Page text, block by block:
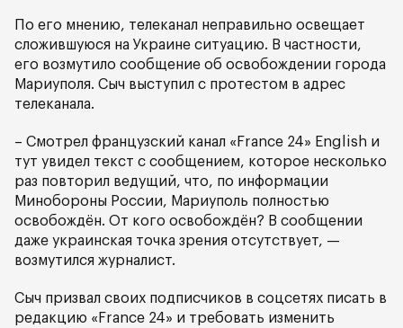
По его мнению, телеканал неправильно освещает
сложившуюся на Украине ситуацию. В частности,
его возмутило сообщение об освобождении города
Мариуполя. Сыч выступил с протестом в адрес
телеканала.
– Смотрел французский канал «France 24» English и
тут увидел текст с сообщением, которое несколько
раз повторил ведущий, что, по информации
Минобороны России, Мариуполь полностью
освобождён. От кого освобождён? В сообщении
даже украинская точка зрения отсутствует, —
возмутился журналист.
Сыч призвал своих подписчиков в соцсетях писать в
редакцию «France 24» и требовать изменить